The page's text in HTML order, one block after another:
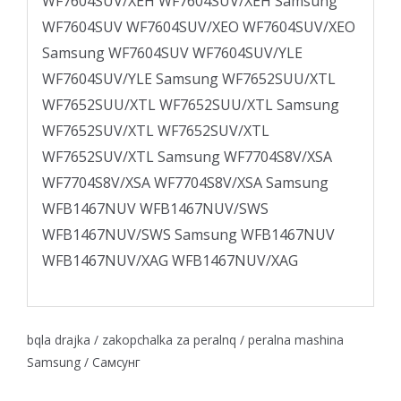
WF7604SUV WF7604SUV/XEO WF7604SUV/XEO
Samsung WF7604SUV WF7604SUV/YLE
WF7604SUV/YLE Samsung WF7652SUU/XTL
WF7652SUU/XTL WF7652SUU/XTL Samsung
WF7652SUV/XTL WF7652SUV/XTL
WF7652SUV/XTL Samsung WF7704S8V/XSA
WF7704S8V/XSA WF7704S8V/XSA Samsung
WFB1467NUV WFB1467NUV/SWS
WFB1467NUV/SWS Samsung WFB1467NUV
WFB1467NUV/XAG WFB1467NUV/XAG
bqla drajka / zakopchalka za peralnq / peralna mashina
Samsung / Самсунг